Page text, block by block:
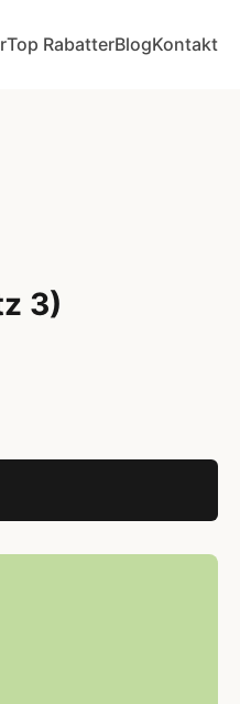
Top RabatterBlogKontakt
3)